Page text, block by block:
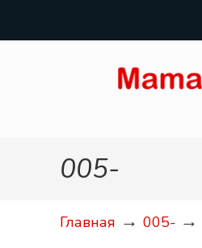
005-
Главная → 005- →